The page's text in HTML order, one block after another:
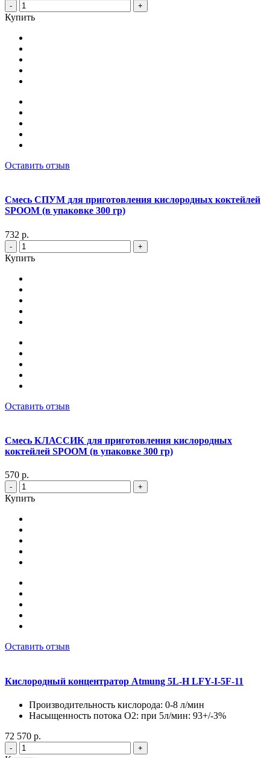
- +
Купить
Оставить отзыв
Смесь СПУМ для приготовления кислородных коктейлей
SPOOM (в упаковке 300 гр)
732 р.
- +
Купить
Оставить отзыв
Смесь КЛАССИК для приготовления кислородных
коктейлей SPOOM (в упаковке 300 гр)
570 р.
- +
Купить
Оставить отзыв
Кислородный концентратор Atmung 5L-H LFY-I-5F-11
Производительность кислорода: 0-8 л/мин
Насыщенность потока О2: при 5л/мин: 93+/-3%
72 570 р.
- +